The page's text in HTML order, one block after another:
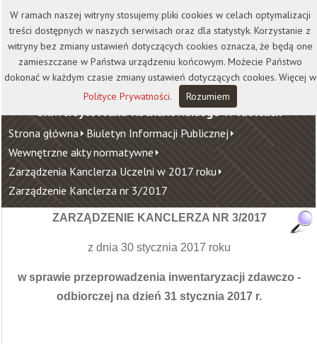
Kontakt Biblioteka
Wydawnictwo
Wirtualna Uczelnia
Uniwersytet Jana Kochanowskiego w Kielcach
Strona główna Biuletyn Informacji Publicznej
Wewnętrzne akty normatywne
Zarządzenia Kanclerza Uczelni w 2017 roku
Zarządzenie Kanclerza nr 3/2017
ZARZĄDZENIE KANCLERZA NR 3/2017
z dnia 30 stycznia 2017 roku
w sprawie przeprowadzenia inwentaryzacji zdawczo -
odbiorczej na dzień 31 stycznia 2017 r.
W ramach naszej witryny stosujemy pliki cookies w celach optymalizacji
treści dostępnych w naszych serwisach oraz dla statystyk. Korzystanie z
witryny bez zmiany ustawień dotyczących cookies oznacza, że będą one
zamieszczane w Państwa urządzeniu końcowym. Możecie Państwo
dokonać w każdym czasie zmiany ustawień dotyczących cookies. Więcej w
Polityce Prywatności. Rozumiem